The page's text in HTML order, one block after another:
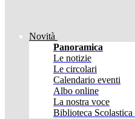
Novità
Panoramica
Le notizie
Le circolari
Calendario eventi
Albo online
La nostra voce
Biblioteca